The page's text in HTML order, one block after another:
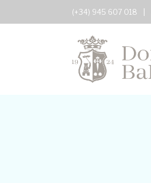
(+34) 945 607 018